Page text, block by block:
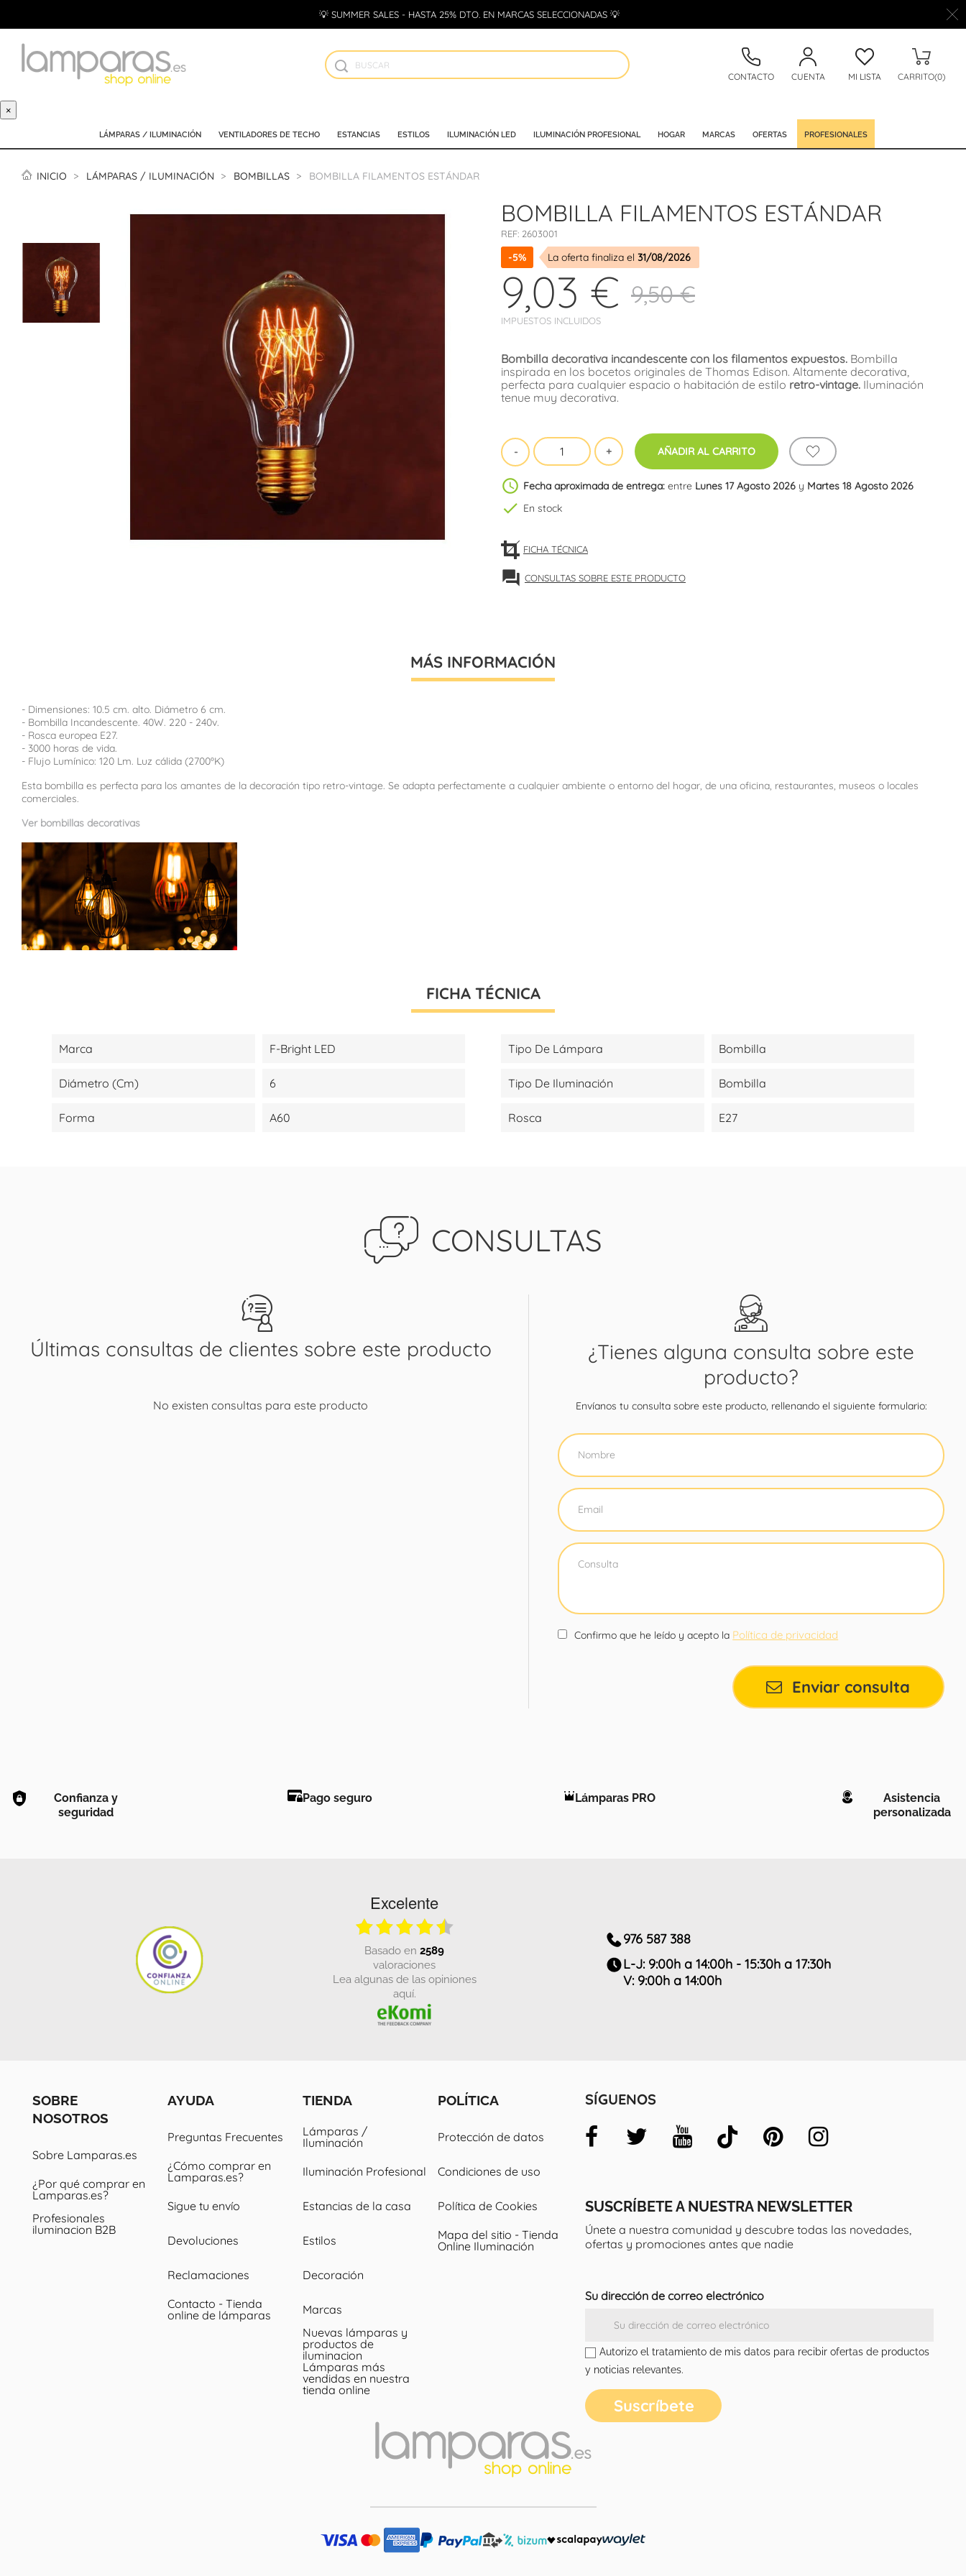
💡 SUMMER SALES - HASTA 25% DTO. EN MARCAS SELECCIONADAS 💡
CONTACTO CUENTA MI LISTA CARRITO(0)
×
LÁMPARAS / ILUMINACIÓN VENTILADORES DE TECHO ESTANCIAS ESTILOS ILUMINACIÓN LED ILUMINACIÓN PROFESIONAL HOGAR MARCAS OFERTAS PROFESIONALES
INICIO LÁMPARAS / ILUMINACIÓN BOMBILLAS BOMBILLA FILAMENTOS ESTÁNDAR
BOMBILLA FILAMENTOS ESTÁNDAR
REF: 2603001
-5% La oferta finaliza el 31/08/2026
9,03 €
IMPUESTOS INCLUIDOS
9,50 €
Bombilla decorativa incandescente con los filamentos expuestos. Bombilla
inspirada en los bocetos originales de Thomas Edison. Altamente decorativa,
perfecta para cualquier espacio o habitación de estilo retro-vintage. Iluminación
tenue muy decorativa.
AÑADIR AL CARRITO
schedule Fecha aproximada de entrega: entre Lunes 17 Agosto 2026 y Martes 18 Agosto 2026
check En stock
FICHA TÉCNICA
forum CONSULTAS SOBRE ESTE PRODUCTO
MÁS INFORMACIÓN
- Dimensiones: 10.5 cm. alto. Diámetro 6 cm.
- Bombilla Incandescente. 40W. 220 - 240v.
- Rosca europea E27.
- 3000 horas de vida.
- Flujo Lumínico: 120 Lm. Luz cálida (2700ºK)
Esta bombilla es perfecta para los amantes de la decoración tipo retro-vintage. Se adapta perfectamente a cualquier ambiente o entorno del hogar, de una oficina, restaurantes, museos o locales
comerciales.
Ver bombillas decorativas
FICHA TÉCNICA
Marca F-Bright LED Tipo De Lámpara Bombilla
Diámetro (cm) 6 Tipo De Iluminación Bombilla
Forma A60 Rosca E27
CONSULTAS
Últimas consultas de clientes sobre este producto
No existen consultas para este producto
¿Tienes alguna consulta sobre este
producto?
Envíanos tu consulta sobre este producto, rellenando el siguiente formulario:
Confirmo que he leído y acepto la Política de privacidad
Enviar consulta
Confianza y
seguridad
Pago seguro Lámparas PRO
Asistencia
personalizada
Excelente
basado en 2589
valoraciones
Lea algunas de las opiniones
aquí.
976 587 388
L-J: 9:00h a 14:00h - 15:30h a 17:30h
V: 9:00h a 14:00h
SOBRE
NOSOTROS
Sobre Lamparas.es
¿Por qué comprar en
Lamparas.es?
Profesionales
iluminacion B2B
AYUDA
Preguntas Frecuentes
¿Cómo comprar en
Lamparas.es?
Sigue tu envío
Devoluciones
Reclamaciones
Contacto - Tienda
online de lámparas
TIENDA
Lámparas /
Iluminación
Iluminación Profesional
Estancias de la casa
Estilos
Decoración
Marcas
Nuevas lámparas y
productos de
iluminacion
Lámparas más
vendidas en nuestra
tienda online
POLÍTICA
Protección de datos
Condiciones de uso
Política de Cookies
Mapa del sitio - Tienda
Online Iluminación
SUSCRÍBETE A NUESTRA NEWSLETTER
Únete a nuestra comunidad y descubre todas las novedades,
ofertas y promociones antes que nadie
Su dirección de correo electrónico
Autorizo el tratamiento de mis datos para recibir ofertas de productos
y noticias relevantes.
SÍGUENOS